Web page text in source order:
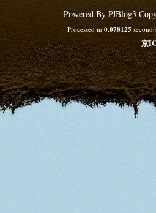
Powered By PJBlog3
Processed in0.078125
京